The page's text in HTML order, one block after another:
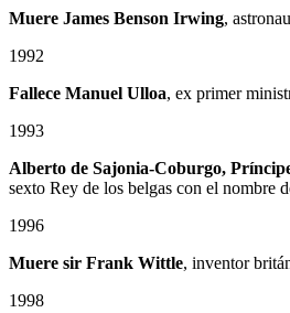
Muere James Benson Irwing,
1992
Fallece Manuel Ulloa, ex primer
1993
Alberto de Sajonia-Coburgo,
sexto Rey de los belgas con el nombre
1996
Muere sir Frank Wittle, inventor
1998